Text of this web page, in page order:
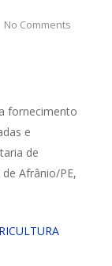
No Comments
fornecimento
e
de
Afrânio/PE,